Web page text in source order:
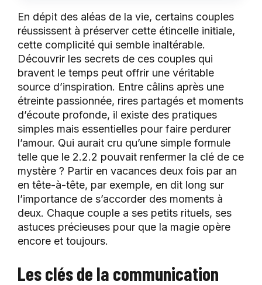
En dépit des aléas de la vie, certains couples
réussissent à préserver cette étincelle initiale,
cette complicité qui semble inaltérable.
Découvrir les secrets de ces couples qui
bravent le temps peut offrir une véritable
source d’inspiration. Entre câlins après une
étreinte passionnée, rires partagés et moments
d’écoute profonde, il existe des pratiques
simples mais essentielles pour faire perdurer
l’amour. Qui aurait cru qu’une simple formule
telle que le 2.2.2 pouvait renfermer la clé de ce
mystère ? Partir en vacances deux fois par an
en tête-à-tête, par exemple, en dit long sur
l’importance de s’accorder des moments à
deux. Chaque couple a ses petits rituels, ses
astuces précieuses pour que la magie opère
encore et toujours.
Les clés de la communication